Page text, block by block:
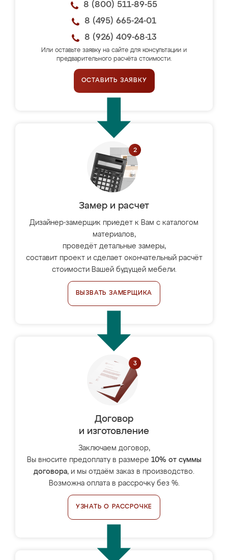
8 (800) 511-89-55
8 (495) 665-24-01
8 (926) 409-68-13
Или оставьте заявку на сайте для консультации и
предварительного расчёта стоимости.
ОСТАВИТЬ ЗАЯВКУ
Замер и расчет
Дизайнер-замерщик приедет к Вам с каталогом
материалов,
проведёт детальные замеры,
составит проект и сделает окончательный расчёт
стоимости Вашей будущей мебели.
ВЫЗВАТЬ ЗАМЕРЩИКА
Договор
и изготовление
Заключаем договор,
Вы вносите предоплату в размере 10% от суммы
договора, и мы отдаём заказ в производство.
Возможна оплата в рассрочку без %.
УЗНАТЬ О РАССРОЧКЕ